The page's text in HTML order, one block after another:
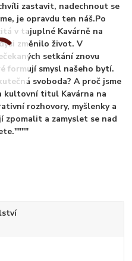
zastavit, nadechnout se
je opravdu ten náš.Po
v tajuplné Kavárně na
změnilo život. V
setkání znovu
formují smysl našeho bytí.
svoboda? A proč jsme
kultovní titul Kavárna na
rozhovory, myšlenky a
zpomalit a zamyslet se nad